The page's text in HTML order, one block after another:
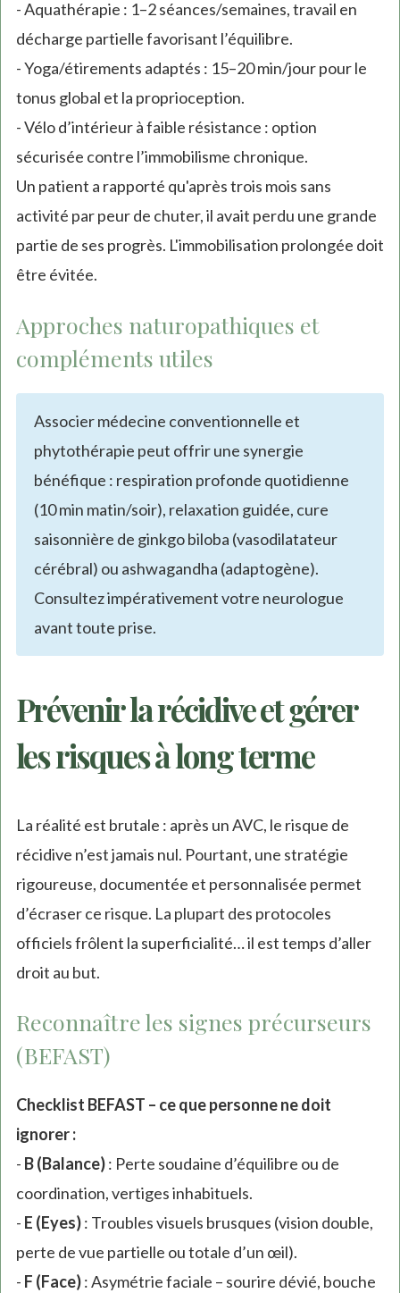
- Aquathérapie : 1–2 séances/semaines, travail en
décharge partielle favorisant l’équilibre.
- Yoga/étirements adaptés : 15–20 min/jour pour le
tonus global et la proprioception.
- Vélo d’intérieur à faible résistance : option
sécurisée contre l’immobilisme chronique.
Un patient a rapporté qu'après trois mois sans
activité par peur de chuter, il avait perdu une grande
partie de ses progrès. L'immobilisation prolongée doit
être évitée.
Approches naturopathiques et
compléments utiles
Associer médecine conventionnelle et
phytothérapie peut offrir une synergie
bénéfique : respiration profonde quotidienne
(10 min matin/soir), relaxation guidée, cure
saisonnière de ginkgo biloba (vasodilatateur
cérébral) ou ashwagandha (adaptogène).
Consultez impérativement votre neurologue
avant toute prise.
Prévenir la récidive et gérer
les risques à long terme
La réalité est brutale : après un AVC, le risque de
récidive n’est jamais nul. Pourtant, une stratégie
rigoureuse, documentée et personnalisée permet
d’écraser ce risque. La plupart des protocoles
officiels frôlent la superficialité… il est temps d’aller
droit au but.
Reconnaître les signes précurseurs
(BEFAST)
Checklist BEFAST – ce que personne ne doit
ignorer :
- B (Balance): Perte soudaine d’équilibre ou de
coordination, vertiges inhabituels.
- E (Eyes): Troubles visuels brusques (vision double,
perte de vue partielle ou totale d’un œil).
- F (Face): Asymétrie faciale – sourire dévié, bouche